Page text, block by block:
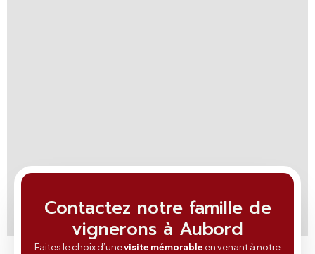
Contactez notre famille de
vignerons à Aubord
Faites le choix d’unevisite mémorable en venant à notre